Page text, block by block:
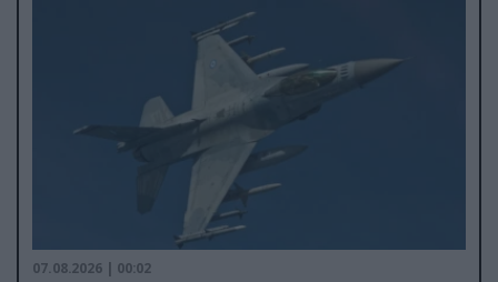
07.08.2026 | 00:02